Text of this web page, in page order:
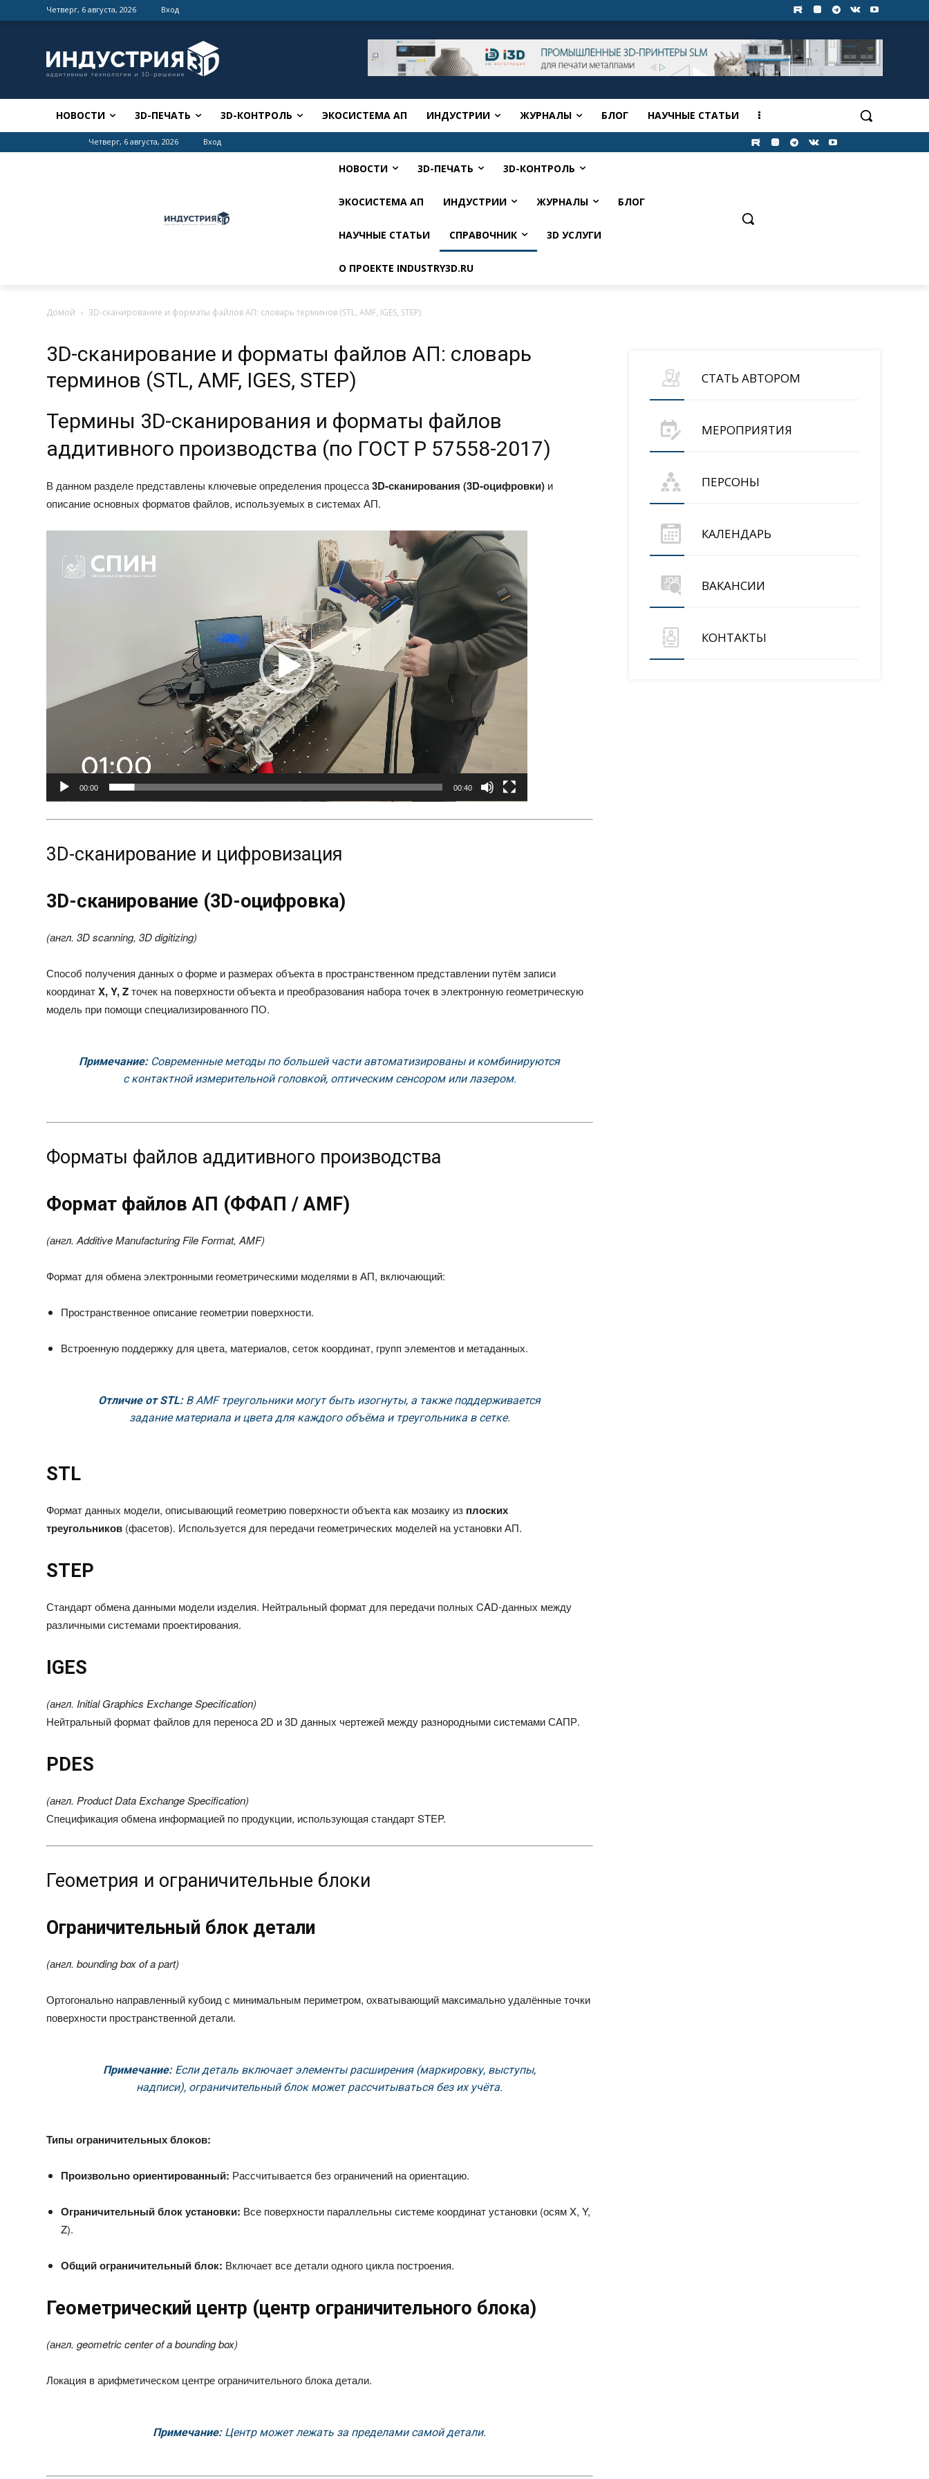
Четверг, 6 августа, 2026 Вход
НОВОСТИ 3D-ПЕЧАТЬ 3D-КОНТРОЛЬ ЭКОСИСТЕМА АП ИНДУСТРИИ ЖУРНАЛЫ БЛОГ НАУЧНЫЕ СТАТЬИ
Четверг, 6 августа, 2026 Вход
НОВОСТИ 3D-ПЕЧАТЬ 3D-КОНТРОЛЬ
ЭКОСИСТЕМА АП ИНДУСТРИИ ЖУРНАЛЫ БЛОГ
НАУЧНЫЕ СТАТЬИ СПРАВОЧНИК 3D УСЛУГИ
О ПРОЕКТЕ INDUSTRY3D.RU
Домой 3D-сканирование и форматы файлов АП: словарь терминов (STL, AMF, IGES, STEP)
3D-сканирование и форматы файлов АП: словарь
терминов (STL, AMF, IGES, STEP)
Термины 3D-сканирования и форматы файлов
аддитивного производства (по ГОСТ Р 57558-2017)
В данном разделе представлены ключевые определения процесса3D-сканирования (3D-оцифровки) и
описание основных форматов файлов, используемых в системах АП.
00:00 00:40
3D-сканирование и цифровизация
3D-сканирование (3D-оцифровка)
(англ.3D scanning, 3D digitizing)
Способ получения данных о форме и размерах объекта в пространственном представлении путём записи
координатX, Y, Zточек на поверхности объекта и преобразования набора точек в электронную геометрическую
модель при помощи специализированного ПО.
Примечание:Современные методы по большей части автоматизированы и комбинируются
с контактной измерительной головкой, оптическим сенсором или лазером.
Форматы файлов аддитивного производства
Формат файлов АП (ФФАП / AMF)
(англ.Additive Manufacturing File Format, AMF)
Формат для обмена электронными геометрическими моделями в АП, включающий:
Пространственное описание геометрии поверхности.
Встроенную поддержку для цвета, материалов, сеток координат, групп элементов и метаданных.
Отличие от STL:В AMF треугольники могут быть изогнуты, а также поддерживается
задание материала и цвета для каждого объёма и треугольника в сетке.
STL
Формат данных модели, описывающий геометрию поверхности объекта как мозаику из плоских
треугольников (фасетов). Используется для передачи геометрических моделей на установки АП.
STEP
Стандарт обмена данными модели изделия. Нейтральный формат для передачи полных CAD-данных между
различными системами проектирования.
IGES
(англ.Initial Graphics Exchange Specification)
Нейтральный формат файлов для переноса 2D и 3D данных чертежей между разнородными системами САПР.
PDES
(англ.Product Data Exchange Specification)
Спецификация обмена информацией по продукции, использующая стандарт STEP.
Геометрия и ограничительные блоки
Ограничительный блок детали
(англ.bounding box of a part)
Ортогонально направленный кубоид с минимальным периметром, охватывающий максимально удалённые точки
поверхности пространственной детали.
Примечание:Если деталь включает элементы расширения (маркировку, выступы,
надписи), ограничительный блок может рассчитываться без их учёта.
Типы ограничительных блоков:
Произвольно ориентированный: Рассчитывается без ограничений на ориентацию.
Ограничительный блок установки: Все поверхности параллельны системе координат установки (осям X, Y,
Z).
Общий ограничительный блок: Включает все детали одного цикла построения.
Геометрический центр (центр ограничительного блока)
(англ.geometric center of a bounding box)
Локация в арифметическом центре ограничительного блока детали.
Примечание:Центр может лежать за пределами самой детали.
СТАТЬ АВТОРОМ
МЕРОПРИЯТИЯ
ПЕРСОНЫ
КАЛЕНДАРЬ
ВАКАНСИИ
КОНТАКТЫ